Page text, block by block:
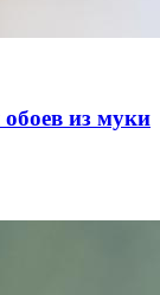
обоев из муки